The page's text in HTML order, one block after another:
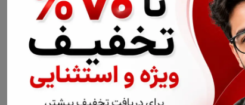
+ ارسال به سراسر کشور
دسترسی سریع
حساب کاربری
مجله فروشگاه
لیست محصولات